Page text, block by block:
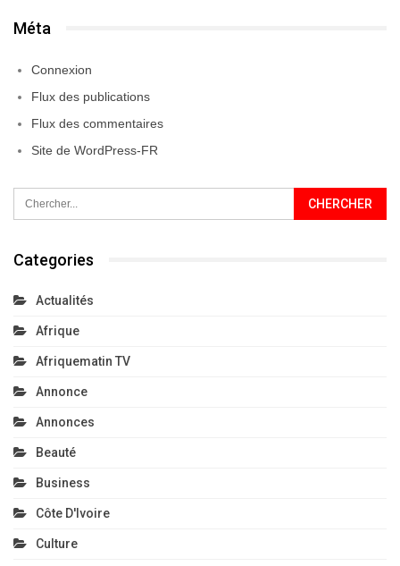
Méta
Connexion
Flux des publications
Flux des commentaires
Site de WordPress-FR
Categories
Actualités
Afrique
Afriquematin TV
Annonce
Annonces
Beauté
Business
Côte D'Ivoire
Culture